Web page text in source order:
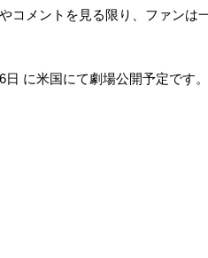
コメントを見る限り、ファンは
に米国にて劇場公開予定です。